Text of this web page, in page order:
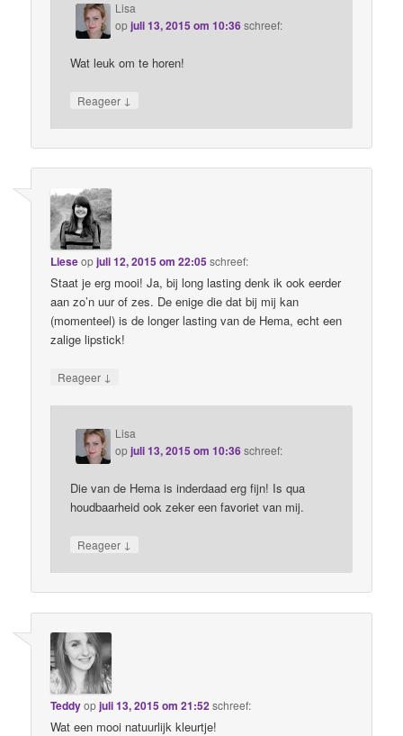
Lisa
opjuli 13, 2015 om 10:36schreef:
Wat leuk om te horen!
Reageer ↓
Lieseopjuli 12, 2015 om 22:05 schreef:
Staat je erg mooi! Ja, bij long lasting denk ik ook eerder
aan zo’n uur of zes. De enige die dat bij mij kan
(momenteel) is de longer lasting van de Hema, echt een
zalige lipstick!
Reageer ↓
Lisa
opjuli 13, 2015 om 10:36schreef:
Die van de Hema is inderdaad erg fijn! Is qua
houdbaarheid ook zeker een favoriet van mij.
Reageer ↓
Teddyopjuli 13, 2015 om 21:52schreef:
Wat een mooi natuurlijk kleurtje!